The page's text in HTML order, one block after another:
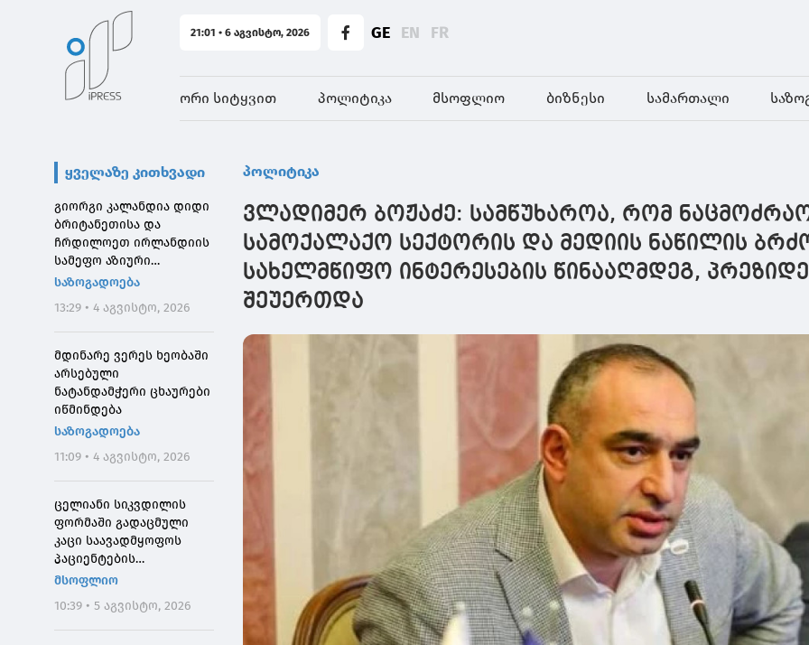
21:01 • 6 აგვისტო, 2026 GE EN FR
ორი სიტყვით პოლიტიკა მსოფლიო ბიზნესი სამართალი
ყველაზე კითხვადი
გიორგი კალანდია დიდი
ბრიტანეთისა და
ჩრდილოეთ ირლანდიის
სამეფო აზიური
საზოგადოების
საზოგადოება
13:29 • 4 აგვისტო, 2026
მდინარე ვერეს ხეობაში
არსებული
ნატანდამჭერი ცხაურები
იწმინდება
საზოგადოება
11:09 • 4 აგვისტო, 2026
ცელიანი სიკვდილის
ფორმაში გადაცმული
კაცი საავადმყოფოს
პაციენტების
შეშინებისთვის
მსოფლიო
10:39 • 5 აგვისტო, 2026
პოლიტიკა
ვლადიმერ ბოჟაძე: სამწუხაროა, რომ
სამოქალაქო სექტორის და მედიის ნაწილის
სახელმწიფო ინტერესების წინააღმდეგ,
შეუერთდა